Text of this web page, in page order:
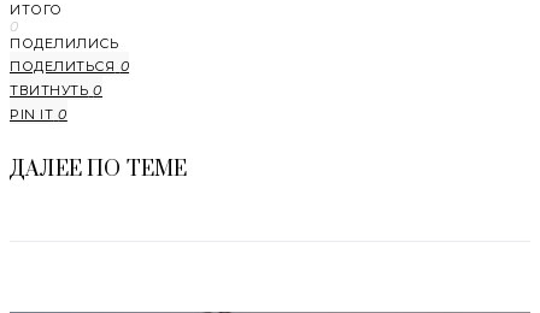
ИТОГО
0
ПОДЕЛИЛИСЬ
ПОДЕЛИТЬСЯ 0
ТВИТНУТЬ 0
PIN IT 0
ДАЛЕЕ ПО ТЕМЕ